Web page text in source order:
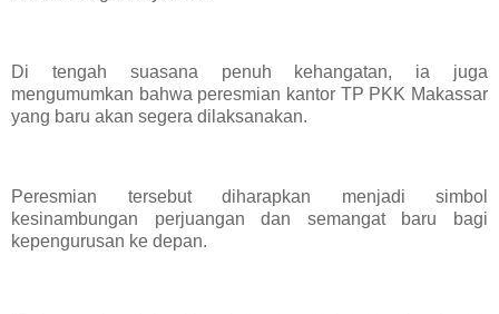
Di tengah suasana penuh kehangatan, ia juga
mengumumkan bahwa peresmian kantor TP PKK Makassar
yang baru akan segera dilaksanakan.
Peresmian tersebut diharapkan menjadi simbol
kesinambungan perjuangan dan semangat baru bagi
kepengurusan ke depan.